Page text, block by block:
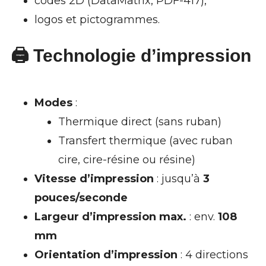
logos et pictogrammes.
🖨️ Technologie d’impression
Modes:
Thermique direct (sans ruban)
Transfert thermique (avec ruban
cire, cire-résine ou résine)
Vitesse d’impression : jusqu’à 3
pouces/seconde
Largeur d’impression max. : env. 108
mm
Orientation d’impression : 4 directions